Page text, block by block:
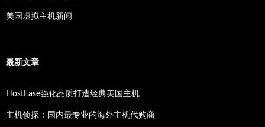
美国虚拟主机新闻
最新文章
HostEase强化品质打造经典美国主机
主机侦探：国内最专业的海外主机代购商